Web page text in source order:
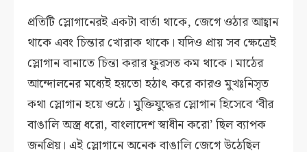
প্রতিটি স্লোগানেরই একটা বার্তা থাকে, জেগে ওঠার আহ্বান
থাকে এবং চিন্তার খোরাক থাকে। যদিও প্রায় সব ক্ষেত্রেই
স্লোগান বানাতে চিন্তা করার ফুরসত কম থাকে। মাঠের
আন্দোলনের মধ্যেই হয়তো হঠাৎ করে কারও মুখঃনিসৃত
কথা স্লোগান হয়ে ওঠে। মুক্তিযুদ্ধের স্লোগান হিসেবে ‘বীর
বাঙালি অস্ত্র ধরো, বাংলাদেশ স্বাধীন করো’ ছিল ব্যাপক
জনপ্রিয়। এই স্লোগানে অনেক বাঙালি জেগে উঠেছিল